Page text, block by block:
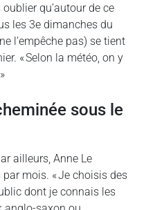
qu’autour de ce
les 3e dimanches du
l’empêche pas) se tient
« Selon la météo, on y
sous le
ailleurs, Anne Le
mois. « Je choisis des
dont je connais les